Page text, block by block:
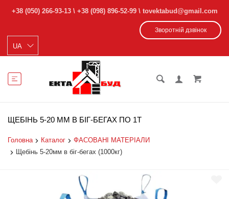
+38 (050) 266-93-13\ +38 (098) 896-52-99 \ tovektabud@gmail.com
Зворотній дзвінок
ЩЕБІНЬ 5-20 ММ В БІГ-БЕГАХ ПО 1Т
Головна Каталог
ФАСОВАНІ МАТЕРІАЛИ
Щебінь 5-20мм в біг-бегах (1000кг)